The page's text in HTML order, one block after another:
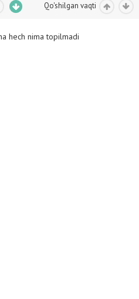
Qo'shilgan vaqti
hech nima topilmadi